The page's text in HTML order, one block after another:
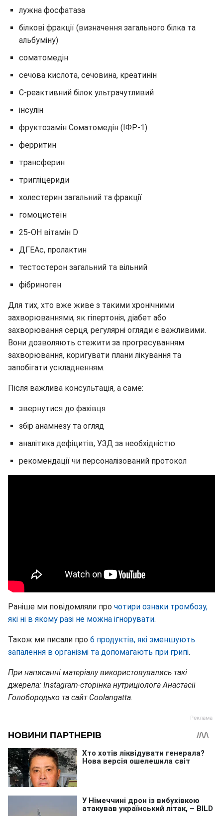
лужна фосфатаза
білкові фракції (визначення загального білка та
альбуміну)
соматомедін
сечова кислота, сечовина, креатинін
С-реактивний білок ультрачутливий
інсулін
фруктозамін Соматомедін (ІФР-1)
ферритин
трансферин
тригліцериди
холестерин загальний та фракції
гомоцистеїн
25-OH вітамін D
ДГЕАс, пролактин
тестостерон загальний та вільний
фібриноген
Для тих, хто вже живе з такими хронічними
захворюваннями, як гіпертонія, діабет або
захворювання серця, регулярні огляди є важливими.
Вони дозволяють стежити за прогресуванням
захворювання, коригувати плани лікування та
запобігати ускладненням.
Після важлива консультація, а саме:
звернутися до фахівця
збір анамнезу та огляд
аналітика дефіцитів, УЗД за необхідністю
рекомендації чи персоналізований протокол
Раніше ми повідомляли про чотири ознаки тромбозу,
які ні в якому разі не можна ігнорувати.
Також ми писали про 6 продуктів, які зменшують
запалення в організмі та допомагають при грипі.
При написанні матеріалу використовувались такі
джерела: Instagram-сторінка нутриціолога Анастасії
Голобородько та сайт Coolangatta.